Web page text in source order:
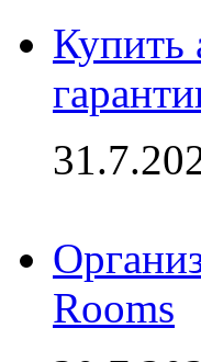
Купить
Rooms